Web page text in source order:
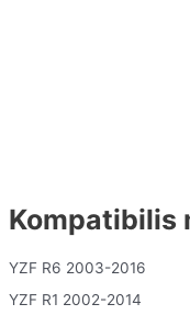
Kompatibilis
YZF R6 2003-2016
YZF R1 2002-2014